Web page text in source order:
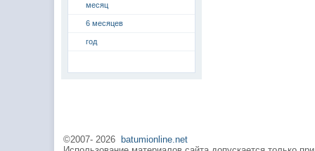
месяц
6 месяцев
год
©2007-2026
batumionline.net